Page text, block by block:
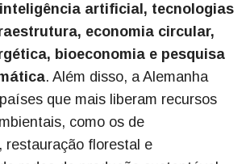
artificial, tecnologias
economia circular,
bioeconomia e pesquisa
. Além disso, a Alemanha
que mais liberam recursos
como os de
restauração florestal e